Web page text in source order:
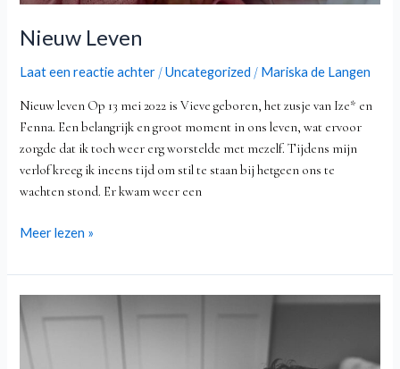
Nieuw Leven
Laat een reactie achter /Uncategorized / Mariska de Langen
Nieuw leven Op 13 mei 2022 is Vieve geboren, het zusje van Ize* en
Fenna. Een belangrijk en groot moment in ons leven, wat ervoor
zorgde dat ik toch weer erg worstelde met mezelf. Tijdens mijn
verlof kreeg ik ineens tijd om stil te staan bij hetgeen ons te
wachten stond. Er kwam weer een
Meer lezen »
verhaal
van